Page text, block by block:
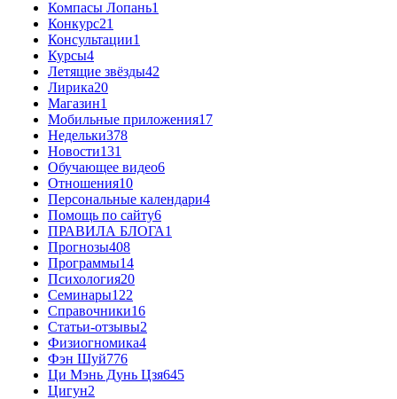
Компасы Лопань1
Конкурс21
Консультации1
Курсы4
Летящие звёзды42
Лирика20
Магазин1
Мобильные приложения17
Недельки378
Новости131
Обучающее видео6
Отношения10
Персональные календари4
Помощь по сайту6
ПРАВИЛА БЛОГА1
Прогнозы408
Программы14
Психология20
Семинары122
Справочники16
Статьи-отзывы2
Физиогномика4
Фэн Шуй776
Ци Мэнь Дунь Цзя645
Цигун2